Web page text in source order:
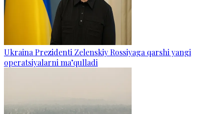
Ukraina Prezidenti Zelenskiy Rossiyaga qarshi yangi
operatsiyalarni ma’qulladi